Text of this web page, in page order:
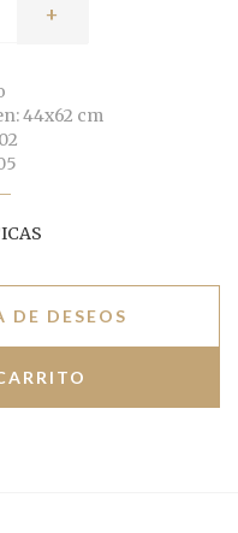
+
44x62 cm
DE DESEOS